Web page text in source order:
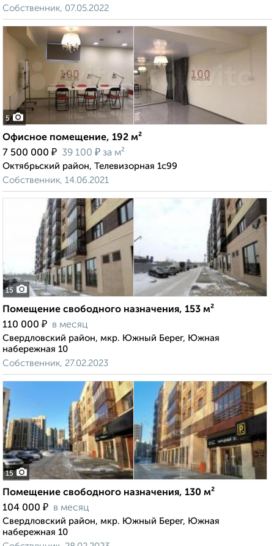
Собственник, 07.05.2022
5
Офисное помещение, 192 м²
7 500 000 ₽ 39 100 ₽ за м²
Октябрьский район, Телевизорная 1с99
Собственник, 14.06.2021
15
Помещение свободного назначения, 153 м²
110 000 ₽ в месяц
Свердловский район, мкр. Южный Берег, Южная
набережная 10
Собственник, 27.02.2023
15
Помещение свободного назначения, 130 м²
104 000 ₽ в месяц
Свердловский район, мкр. Южный Берег, Южная
набережная 10